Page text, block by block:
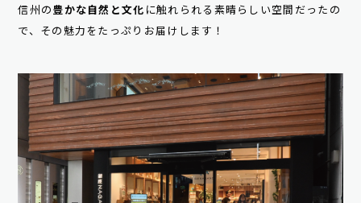
信州の 豊かな自然と文化 に触れられる素晴らしい空間だったの
で、その魅力をたっぷりお届けします！